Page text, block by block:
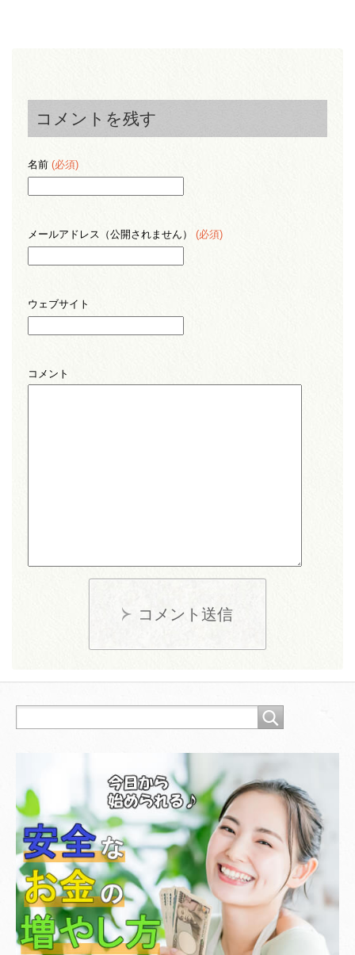
コメントを残す
名前 (必須)
メールアドレス（公開されません） (必須)
ウェブサイト
コメント
コメント送信